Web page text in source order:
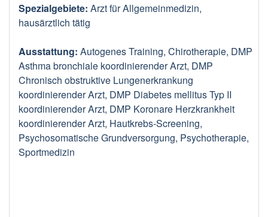
Spezialgebiete: Arzt für Allgemeinmedizin,
hausärztlich tätig
Ausstattung: Autogenes Training, Chirotherapie, DMP
Asthma bronchiale koordinierender Arzt, DMP
Chronisch obstruktive Lungenerkrankung
koordinierender Arzt, DMP Diabetes mellitus Typ II
koordinierender Arzt, DMP Koronare Herzkrankheit
koordinierender Arzt, Hautkrebs-Screening,
Psychosomatische Grundversorgung, Psychotherapie,
Sportmedizin